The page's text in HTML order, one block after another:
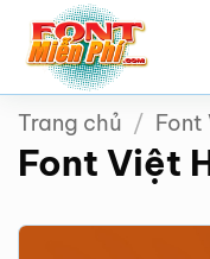
qua
dung
Trang chủ / Font
Font Việt